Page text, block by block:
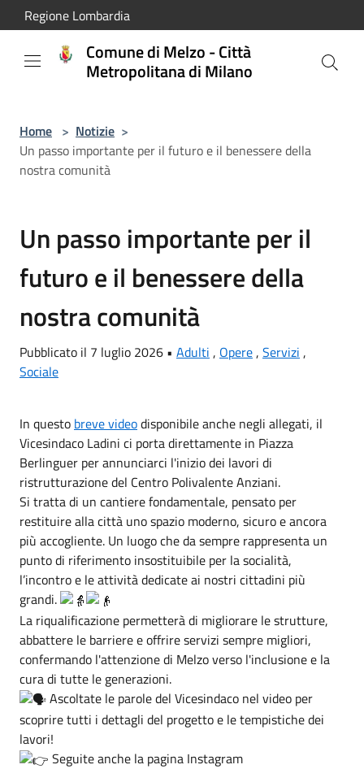
Salta al contenuto principale
Regione Lombardia
Comune di Melzo - Città
Metropolitana di Milano
Home > Notizie >
Un passo importante per il futuro e il benessere della
nostra comunità
Un passo importante per il
futuro e il benessere della
nostra comunità
Pubblicato il 7 luglio 2026 • Adulti , Opere, Servizi ,
Sociale
In questo breve videodisponibile anche negli allegati, il
Vicesindaco Ladini ci porta direttamente in Piazza
Berlinguer per annunciarci l'inizio dei lavori di
ristrutturazione del Centro Polivalente Anziani.
Si tratta di un cantiere fondamentale, pensato per
restituire alla città uno spazio moderno, sicuro e ancora
più accogliente. Un luogo che da sempre rappresenta un
punto di riferimento insostituibile per la socialità,
l’incontro e le attività dedicate ai nostri cittadini più
grandi.
La riqualificazione permetterà di migliorare le strutture,
abbattere le barriere e offrire servizi sempre migliori,
confermando l'attenzione di Melzo verso l'inclusione e la
cura di tutte le generazioni.
Ascoltate le parole del Vicesindaco nel video per
scoprire tutti i dettagli del progetto e le tempistiche dei
lavori!
Seguite anche la pagina Instagram